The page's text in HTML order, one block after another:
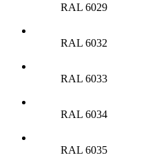
RAL 6029
RAL 6032
RAL 6033
RAL 6034
RAL 6035